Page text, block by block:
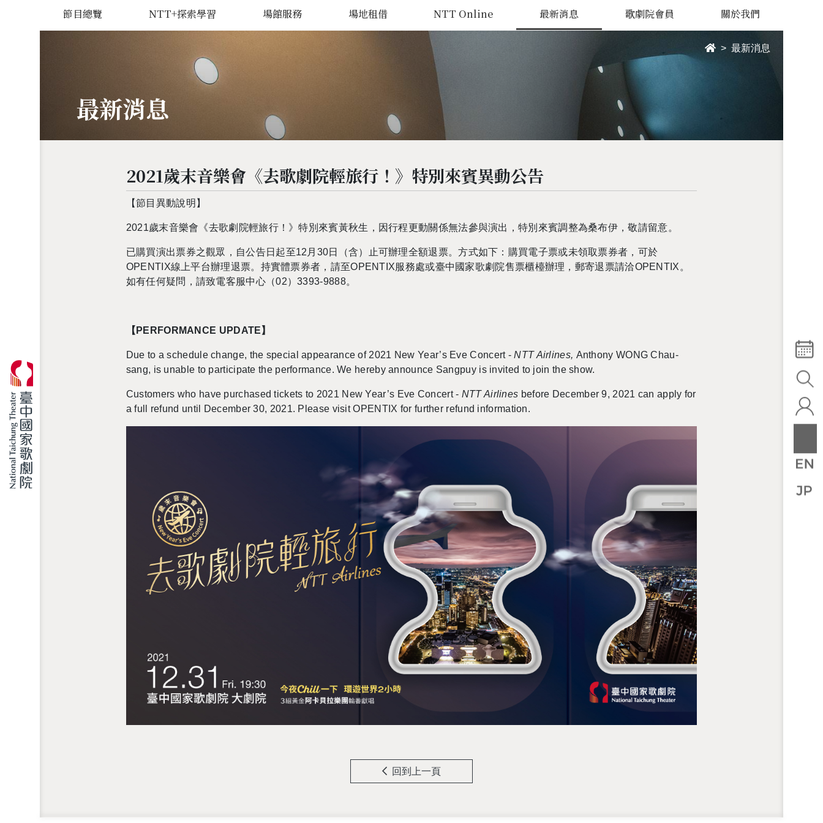
節目總覽 NTT+探索學習 場館服務 場地租借 NTT Online 最新消息 歌劇院會員 關於我們
最新消息
最新消息
2021歲末音樂會《去歌劇院輕旅行！》特別來賓異動公告
【節目異動說明】
2021歲末音樂會《去歌劇院輕旅行！》特別來賓黃秋生，因行程更動關係無法參與演出，特別來賓調整為桑布伊，敬請留意。
已購買演出票券之觀眾，自公告日起至12 月 30日（含）止可辦理全額退票。方式如下： 購買電子票或未領取票券者，可於
OPENTIX線上平台辦理退票。持實體票券者，請至OPENTIX服務處或臺中國家歌劇院售票櫃檯辦理，郵寄退票請洽OPENTIX 。
如有任何疑問，請致電客服中心（02）3393-9888。
【PERFORMANCE UPDATE】
Due to a schedule change, the special appearance of 2021 New Year’s Eve Concert-NTT Airlines, Anthony WONG Chau-
sang, is unable to participate the performance. We hereby announce Sangpuy is invited to join the show.
Customers who have purchased tickets to 2021 New Year’s Eve Concert- NTT Airlines before December 9, 2021 can apply for
a full refund until December 30, 2021. Please visit OPENTIX for further refund information.
回到上一頁